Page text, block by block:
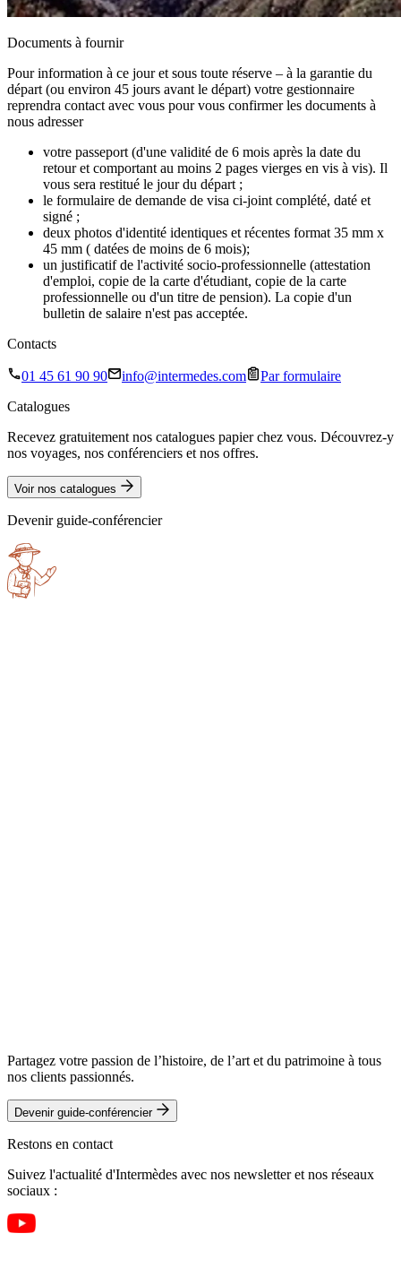
Documents à fournir
Pour information à ce jour et sous toute réserve – à la garantie du
départ (ou environ 45 jours avant le départ) votre gestionnaire
reprendra contact avec vous pour vous confirmer les documents à
nous adresser
votre passeport (d'une validité de 6 mois après la date du
retour et comportant au moins 2 pages vierges en vis à vis). Il
vous sera restitué le jour du départ ;
le formulaire de demande de visa ci-joint complété, daté et
signé ;
deux photos d'identité identiques et récentes format 35 mm x
45 mm ( datées de moins de 6 mois);
un justificatif de l'activité socio-professionnelle (attestation
d'emploi, copie de la carte d'étudiant, copie de la carte
professionnelle ou d'un titre de pension). La copie d'un
bulletin de salaire n'est pas acceptée.
Contacts
01 45 61 90 90 info@intermedes.com
Par formulaire
Catalogues
Recevez gratuitement nos catalogues papier chez vous. Découvrez-y
nos voyages, nos conférenciers et nos offres.
Voir nos catalogues
Devenir guide-conférencier
Partagez votre passion de l’histoire, de l’art et du patrimoine à tous
nos clients passionnés.
Devenir guide-conférencier
Restons en contact
Suivez l'actualité d'Intermèdes avec nos newsletter et nos réseaux
sociaux :